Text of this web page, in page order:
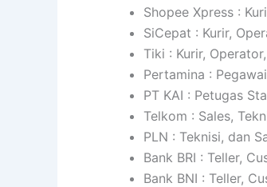
Shopee Xpress :
SiCepat : Kurir,
Tiki : Kurir,
Pertamina :
PT KAI : Petugas
Telkom : Sales,
PLN : Teknisi, dan
Bank BRI : Teller,
Bank BNI : Teller,